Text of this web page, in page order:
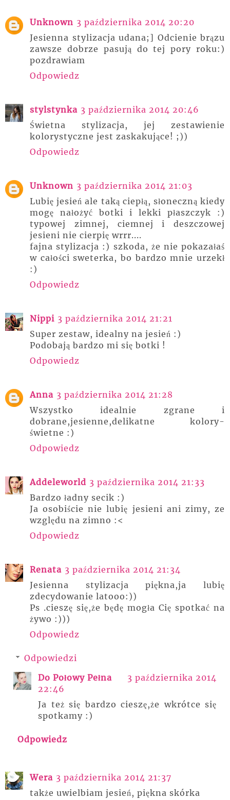
Unknown 3 października 2014 20:20
Jesienna stylizacja udana;] Odcienie brązu
zawsze dobrze pasują do tej pory roku:)
pozdrawiam
Odpowiedz
stylstynka 3 października 2014 20:46
Świetna stylizacja, jej zestawienie
kolorystyczne jest zaskakujące! ;))
Odpowiedz
Unknown 3 października 2014 21:03
Lubię jesień ale taką ciepłą, słoneczną kiedy
mogę nałożyć botki i lekki płaszczyk :)
typowej zimnej, ciemnej i deszczowej
jesieni nie cierpię wrrr....
fajna stylizacja :) szkoda, że nie pokazałaś
w całości sweterka, bo bardzo mnie urzekł
:)
Odpowiedz
Nippi 3 października 2014 21:21
Super zestaw, idealny na jesień :)
Podobają bardzo mi się botki !
Odpowiedz
Anna 3 października 2014 21:28
Wszystko idealnie zgrane i
dobrane,jesienne,delikatne kolory-
świetne :)
Odpowiedz
Addeleworld 3 października 2014 21:33
Bardzo ładny secik :)
Ja osobiście nie lubię jesieni ani zimy, ze
względu na zimno :<
Odpowiedz
Renata 3 października 2014 21:34
Jesienna stylizacja piękna,ja lubię
zdecydowanie latooo:))
Ps .cieszę się,że będę mogła Cię spotkać na
żywo :)))
Odpowiedz
Odpowiedzi
Do Połowy Pełna
3 października 2014
22:46
Ja też się bardzo cieszę,że wkrótce się
spotkamy :)
Odpowiedz
Wera 3 października 2014 21:37
także uwielbiam jesień, piękna skórka